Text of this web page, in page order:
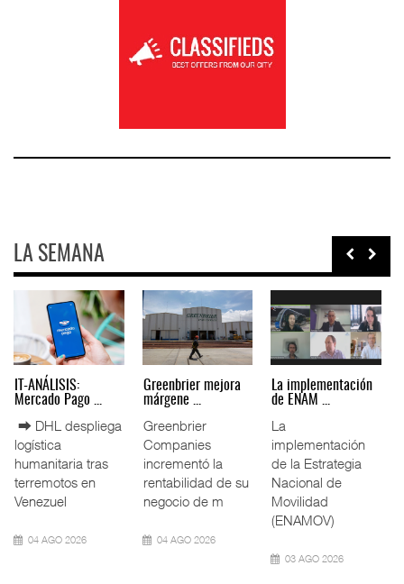
LA SEMANA
IT-ANÁLISIS: Puerto
Lázar ...
⮕ Canal de
Panamá reducirá
nuevamente el
calado de
Neopanamax ⮕
06 AGO 2026
La ATTRAPI licita
red de ...
La Agencia de
Trenes y
Transporte Público
Integrado
(ATTRAPI) abri
06 AGO 2026
IT-ANÁLISIS: Volaris
abri ...
⮕ IA y
automatización
redefinen
operación
aeroportuaria ⮕
Bomba
06 AGO 2026